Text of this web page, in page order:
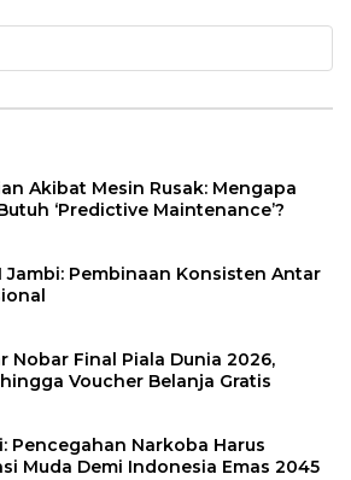
Akibat Mesin Rusak: Mengapa
‘Predictive Maintenance’?
Jambi: Pembinaan Konsisten Antar
Nobar Final Piala Dunia 2026,
Voucher Belanja Gratis
Pencegahan Narkoba Harus
Muda Demi Indonesia Emas 2045